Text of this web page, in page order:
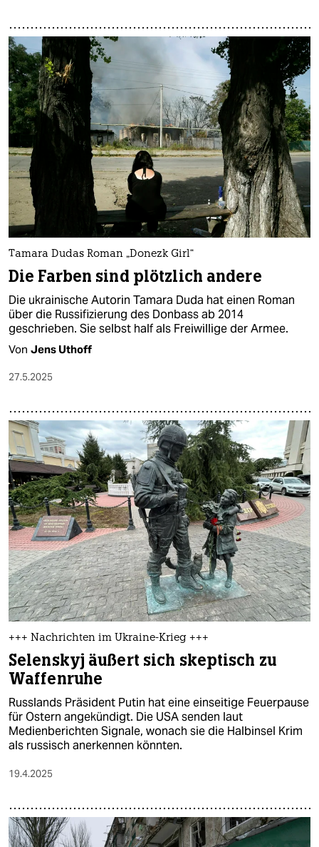
Tamara Dudas Roman „Donezk Girl“
Die Farben sind plötzlich andere
Die ukrainische Autorin Tamara Duda hat einen Roman
über die Russifizierung des Donbass ab 2014
geschrieben. Sie selbst half als Freiwillige der Armee.
Von Jens Uthoff
27.5.2025
+++ Nachrichten im Ukraine-Krieg +++
Selenskyj äußert sich skeptisch zu
Waffenruhe
Russlands Präsident Putin hat eine einseitige Feuerpause
für Ostern angekündigt. Die USA senden laut
Medienberichten Signale, wonach sie die Halbinsel Krim
als russisch anerkennen könnten.
19.4.2025